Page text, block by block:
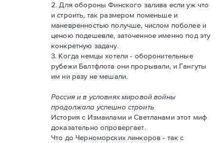
2. Для обороны Финского залива если уж что
и строить, так размером поменьше и
маневренностью получше, числом поболее и
ценою подешевле, заточенное именно под эту
конкретную задачу.
3. Когда немцы хотели - оборонительные
рубежи Балтфлота они прорывали, и Гангуты
им ни разу не мешали.
Россия и в условиях мировой войны
продолжала успешно строить
История с Измаилами и Светланами этот миф
доказательно опровергает.
Что до Черноморских линкоров - так с